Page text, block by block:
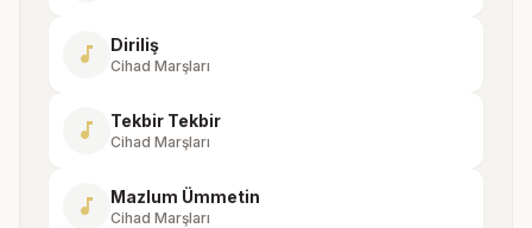
music_note Diriliş
Cihad Marşları
music_note Tekbir Tekbir
Cihad Marşları
music_note Mazlum Ümmetin
Cihad Marşları